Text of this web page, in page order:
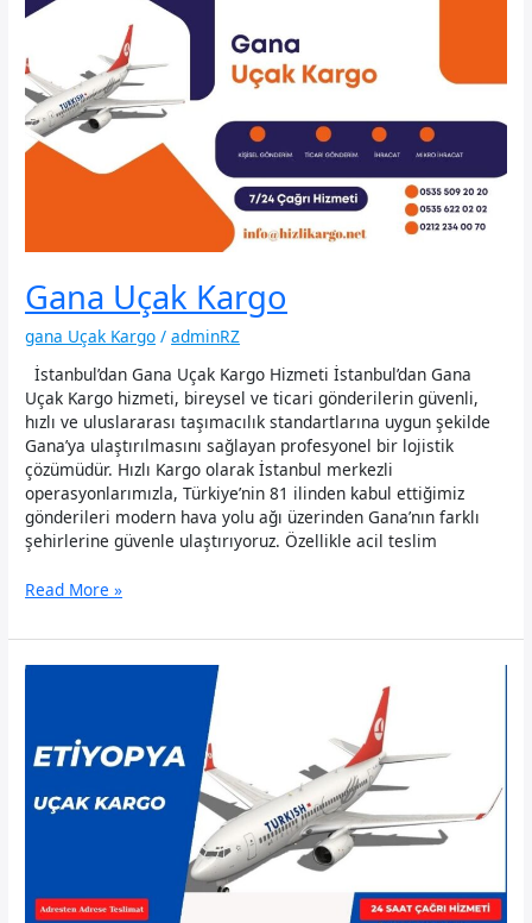
Gana Uçak Kargo
gana Uçak Kargo /adminRZ
İstanbul’dan Gana Uçak Kargo Hizmeti İstanbul’dan Gana
Uçak Kargo hizmeti, bireysel ve ticari gönderilerin güvenli,
hızlı ve uluslararası taşımacılık standartlarına uygun şekilde
Gana’ya ulaştırılmasını sağlayan profesyonel bir lojistik
çözümüdür. Hızlı Kargo olarak İstanbul merkezli
operasyonlarımızla, Türkiye’nin 81 ilinden kabul ettiğimiz
gönderileri modern hava yolu ağı üzerinden Gana’nın farklı
şehirlerine güvenle ulaştırıyoruz. Özellikle acil teslim
Gana
Kargo
Read More »